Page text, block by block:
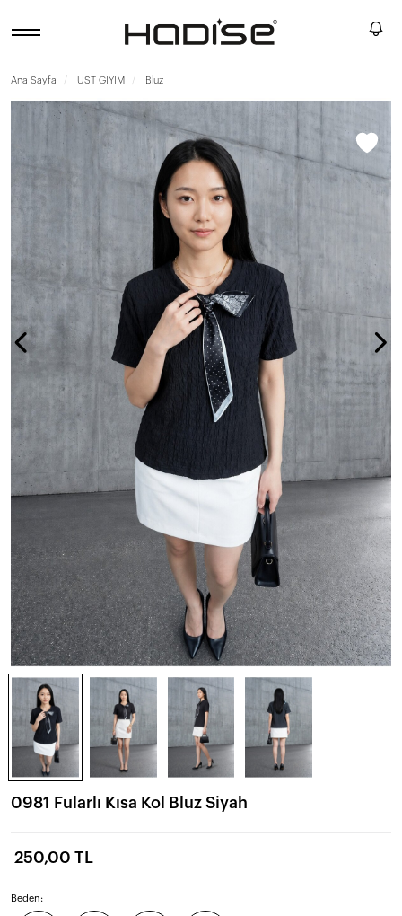
Ana Sayfa ÜST GİYİM Bluz
0981 Fularlı Kısa Kol Bluz Siyah
250,00 TL
Beden: